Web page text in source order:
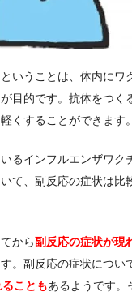
いうことは、体内にワ
目的です。抗体をつく
くすることができます。
るインフルエンザワク
て、副反応の症状は比
から副反応の症状が現
。副反応の症状につい
こともあるようです。